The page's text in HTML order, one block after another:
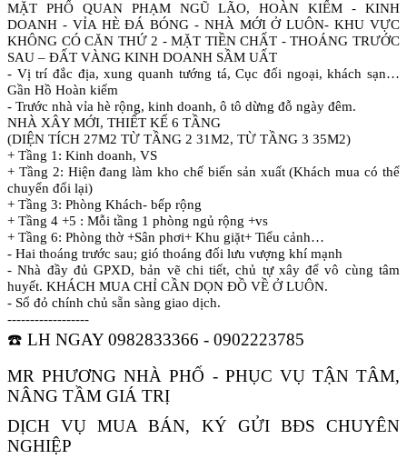
MẶT PHỐ QUAN PHẠM NGŨ LÃO, HOÀN KIẾM - KINH
DOANH - VỈA HÈ ĐÁ BÓNG - NHÀ MỚI Ở LUÔN- KHU VỰC
KHÔNG CÓ CĂN THỨ 2 - MẶT TIỀN CHẤT - THOÁNG TRƯỚC
SAU – ĐẤT VÀNG KINH DOANH SẦM UẤT
- Vị trí đắc địa, xung quanh tướng tá, Cục đối ngoại, khách sạn…
Gần Hồ Hoàn kiếm
- Trước nhà vỉa hè rộng, kinh doanh, ô tô dừng đỗ ngày đêm.
NHÀ XÂY MỚI, THIẾT KẾ 6 TẦNG
(DIỆN TÍCH 27M2 TỪ TẦNG 2 31M2, TỪ TẦNG 3 35M2)
+ Tầng 1: Kinh doanh, VS
+ Tầng 2: Hiện đang làm kho chế biến sản xuất (Khách mua có thể
chuyển đổi lại)
+ Tầng 3: Phòng Khách- bếp rộng
+ Tầng 4 +5 : Mỗi tầng 1 phòng ngủ rộng +vs
+ Tầng 6: Phòng thờ +Sân phơi+ Khu giặt+ Tiểu cảnh…
- Hai thoáng trước sau; gió thoáng đối lưu vượng khí mạnh
- Nhà đầy đủ GPXD, bản vẽ chi tiết, chủ tự xây để vô cùng tâm
huyết. KHÁCH MUA CHỈ CẦN DỌN ĐỒ VỀ Ở LUÔN.
- Sổ đỏ chính chủ sẵn sàng giao dịch.
------------------
☎️ LH NGAY 0982833366 - 0902223785
MR PHƯƠNG NHÀ PHỐ - PHỤC VỤ TẬN TÂM,
NÂNG TẦM GIÁ TRỊ
DỊCH VỤ MUA BÁN, KÝ GỬI BĐS CHUYÊN
NGHIỆP